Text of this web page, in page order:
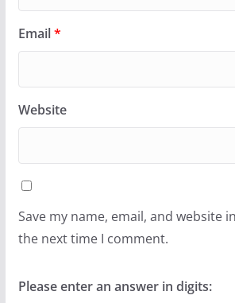
Email*
Website
Save my name, email, and website
the next time I comment.
Please enter an answer in digits: